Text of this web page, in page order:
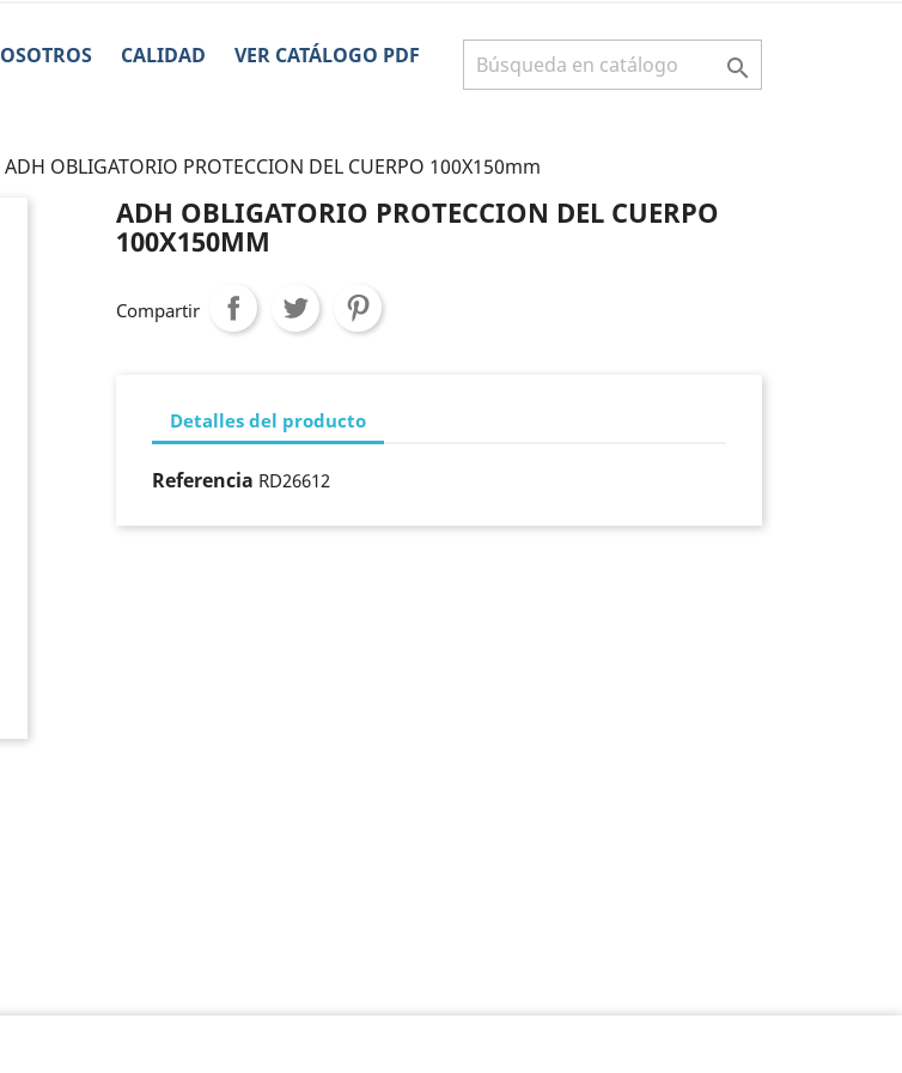
CALIDAD VER CATÁLOGO PDF 
ADH OBLIGATORIO PROTECCION DEL CUERPO 100X150mm
ADH OBLIGATORIO PROTECCION DEL CUERPO
100X150MM
Compartir
Detalles del producto
Referencia RD26612